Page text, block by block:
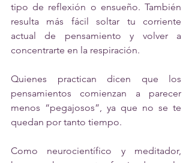
tipo de reflexión o ensueño. También
resulta más fácil soltar tu corriente
actual de pensamiento y volver a
concentrarte en la respiración.
Quienes practican dicen que los
pensamientos comienzan a parecer
menos “pegajosos”, ya que no se te
quedan por tanto tiempo.
Como neurocientífico y meditador,